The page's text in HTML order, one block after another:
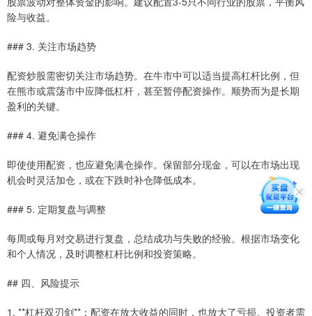
险与收益。
### 3. 关注市场趋势
配资炒股需密切关注市场趋势。在牛市中可以适当提高杠杆比例，但
在熊市或震荡市中应降低杠杆，甚至暂停配资操作。顺势而为是长期
盈利的关键。
### 4. 避免满仓操作
即使使用配资，也应避免满仓操作。保留部分现金，可以在市场出现
机会时灵活加仓，或在下跌时补仓降低成本。
### 5. 定期复盘与调整
每周或每月对交易进行复盘，总结成功与失败的经验。根据市场变化
和个人情况，及时调整杠杆比例和投资策略。
## 四、风险提示
1. **杠杆双刃剑**：配资在放大收益的同时，也放大了亏损。投资者需